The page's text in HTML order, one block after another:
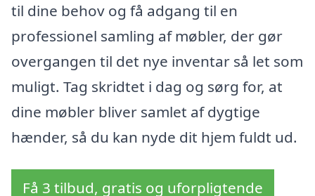
til dine behov og få adgang til en
professionel samling af møbler, der gør
overgangen til det nye inventar så let som
muligt. Tag skridtet i dag og sørg for, at
dine møbler bliver samlet af dygtige
hænder, så du kan nyde dit hjem fuldt ud.
Få 3 tilbud, gratis og uforpligtende